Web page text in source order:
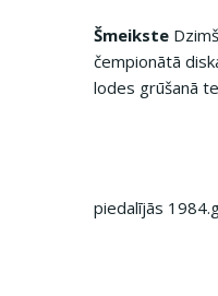
Šmeikste
čempionātā
lodes grūšanā
piedalījās